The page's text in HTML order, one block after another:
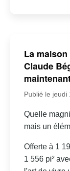
La
Claude
Publié le jeudi
Quelle
mais un
Offerte à 1
1 556 pi²